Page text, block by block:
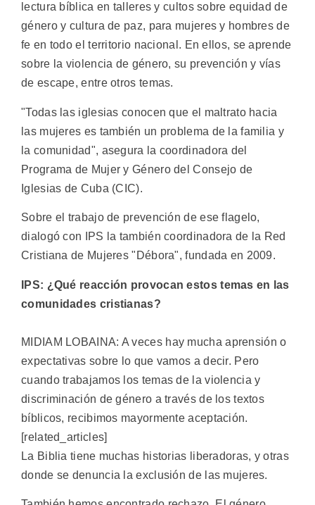
lectura bíblica en talleres y cultos sobre equidad de
género y cultura de paz, para mujeres y hombres de
fe en todo el territorio nacional. En ellos, se aprende
sobre la violencia de género, su prevención y vías
de escape, entre otros temas.
"Todas las iglesias conocen que el maltrato hacia
las mujeres es también un problema de la familia y
la comunidad", asegura la coordinadora del
Programa de Mujer y Género del Consejo de
Iglesias de Cuba (CIC).
Sobre el trabajo de prevención de ese flagelo,
dialogó con IPS la también coordinadora de la Red
Cristiana de Mujeres "Débora", fundada en 2009.
IPS: ¿Qué reacción provocan estos temas en las
comunidades cristianas?
MIDIAM LOBAINA: A veces hay mucha aprensión o
expectativas sobre lo que vamos a decir. Pero
cuando trabajamos los temas de la violencia y
discriminación de género a través de los textos
bíblicos, recibimos mayormente aceptación.
[related_articles]
La Biblia tiene muchas historias liberadoras, y otras
donde se denuncia la exclusión de las mujeres.